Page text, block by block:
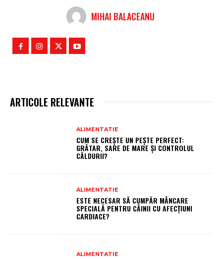
MIHAI BALACEANU
ARTICOLE RELEVANTE
ALIMENTATIE
CUM SE CREȘTE UN PEȘTE PERFECT:
GRĂTAR, SARE DE MARE ȘI CONTROLUL
CĂLDURII?
ALIMENTATIE
ESTE NECESAR SĂ CUMPĂR MÂNCARE
SPECIALĂ PENTRU CÂINII CU AFECȚIUNI
CARDIACE?
ALIMENTATIE